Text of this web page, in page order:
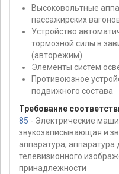
Высоковольтные
пассажирских
Устройство
тормозной силы в
(авторежим)
Элементы систем
Противоюзное
подвижного состава
Требование
85 - Электрические
звукозаписывающая и
аппаратура,
телевизионного
принадлежности